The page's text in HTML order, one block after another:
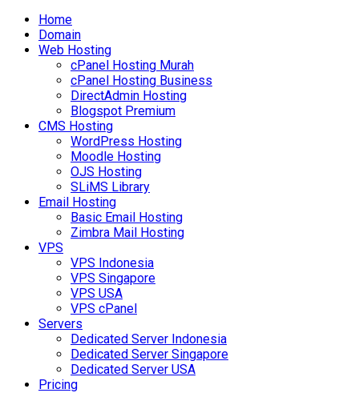
Home
Domain
Web Hosting
cPanel Hosting Murah
cPanel Hosting Business
DirectAdmin Hosting
Blogspot Premium
CMS Hosting
WordPress Hosting
Moodle Hosting
OJS Hosting
SLiMS Library
Email Hosting
Basic Email Hosting
Zimbra Mail Hosting
VPS
VPS Indonesia
VPS Singapore
VPS USA
VPS cPanel
Servers
Dedicated Server Indonesia
Dedicated Server Singapore
Dedicated Server USA
Pricing